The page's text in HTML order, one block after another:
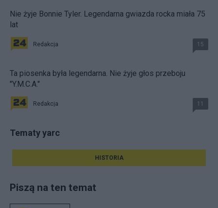
Nie żyje Bonnie Tyler. Legendarna gwiazda rocka miała 75
lat
Redakcja 15
Ta piosenka była legendarna. Nie żyje głos przeboju
"Y.M.C.A."
Redakcja 11
Tematy yarc
HISTORIA
Piszą na ten temat